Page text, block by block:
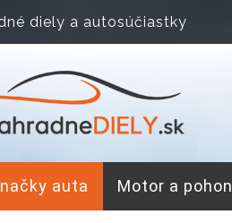
diely a autosúčiastky
auta Motor a pohon